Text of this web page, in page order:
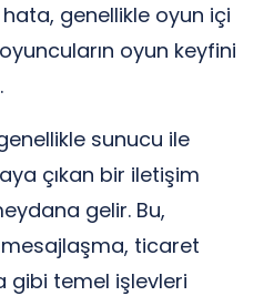
hata, genellikle oyun içi
oyun keyfini
sunucu ile
çıkan bir iletişim
gelir. Bu,
ticaret
gibi temel işlevleri